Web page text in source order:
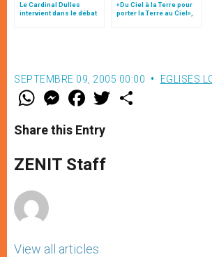
Le Cardinal Dulles
intervient dans le débat
«Du Ciel à la Terre pour
porter la Terre au Ciel»,
SEPTEMBRE 09, 2005 00:00 EGLISES
W
t
s
p
p
M
e
s
e
g
e
F
a
e
b
o
k
w
Share this Entry
ZENIT Staff
View all articles